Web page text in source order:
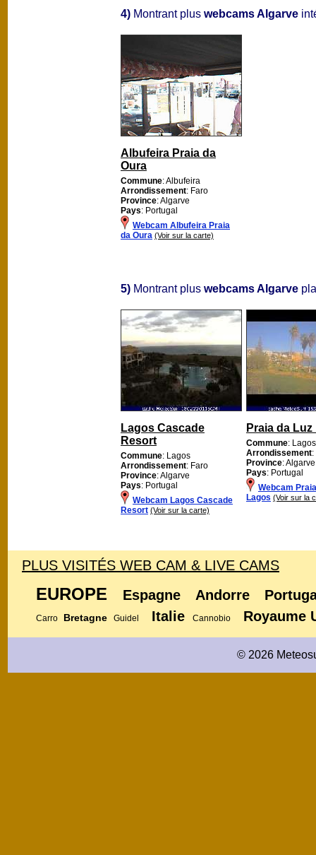
4) Montrant plus webcams Algarve
Albufeira Praia da
Oura
Commune: Albufeira
Arrondissement: Faro
Province: Algarve
Pays: Portugal
Webcam Albufeira Praia
da Oura (Voir sur la carte)
5) Montrant plus webcams Algarve
Lagos Cascade
Resort
Commune: Lagos
Arrondissement: Faro
Province: Algarve
Pays: Portugal
Webcam Lagos Cascade
Resort (Voir sur la carte)
Praia da
Commune: Lagos
Arrondissement
Province: Algarve
Pays: Portugal
Webcam
Lagos (Voir sur la
PLUS VISITÉS WEB CAM & LIVE CAMS
EUROPE Espagne Andorre
Carro Bretagne Guidel Italie Cannobio Royaume
© 2026